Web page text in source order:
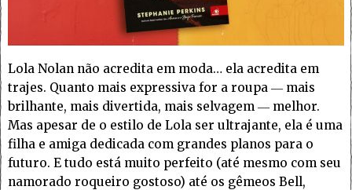
Lola Nolan não acredita em moda… ela acredita em
trajes. Quanto mais expressiva for a roupa ― mais
brilhante, mais divertida, mais selvagem ― melhor.
Mas apesar de o estilo de Lola ser ultrajante, ela é uma
filha e amiga dedicada com grandes planos para o
futuro. E tudo está muito perfeito (até mesmo com seu
namorado roqueiro gostoso) até os gêmeos Bell,